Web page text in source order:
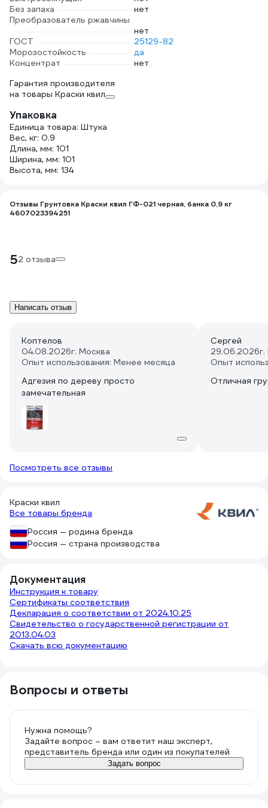
Без запаха
нет
Преобразователь ржавчины
нет
ГОСТ
25129-82
Морозостойкость
да
Концентрат
нет
Гарантия производителя
на товары Краски квил
Упаковка
Единица товара: Штука
Вес, кг: 0.9
Длина, мм: 101
Ширина, мм: 101
Высота, мм: 134
Отзывы Грунтовка Краски квил ГФ-021 черная, банка 0,9 кг
4607023394251
52 отзыва
Написать отзыв
Коптелов
04.08.2026г. Москва
Опыт использования: Менее месяца
Адгезия по дереву просто
замечательная
Сергей
29.06.2026
Опыт
Отличная
Посмотреть все отзывы
Краски квил
Все товары бренда
Россия — родина бренда
Россия — страна производства
Документация
Инструкция к товару
Сертификаты соответствия
Декларация о соответствии от 2024.10.25
Свидетельство о государственной регистрации от
2013.04.03
Скачать всю документацию
Вопросы и ответы
Нужна помощь?
Задайте вопрос – вам ответит наш эксперт,
представитель бренда или один из покупателей
Задать вопрос